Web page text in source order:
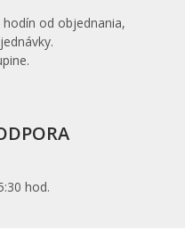
od objednania,
hod.